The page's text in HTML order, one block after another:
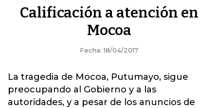
Calificación a atención en
Mocoa
Fecha: 18/04/2017
La tragedia de Mocoa, Putumayo, sigue
preocupando al Gobierno y a las
autoridades, y a pesar de los anuncios de